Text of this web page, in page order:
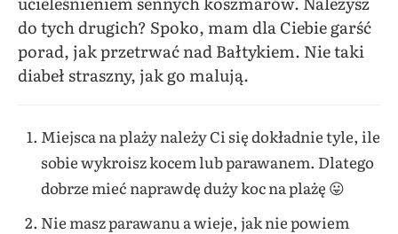
do tych drugich? Spoko, mam dla Ciebie garść
porad, jak przetrwać nad Bałtykiem. Nie taki
diabeł straszny, jak go malują.
Miejsca na plaży należy Ci się dokładnie tyle, ile
sobie wykroisz kocem lub parawanem. Dlatego
dobrze mieć naprawdę duży koc na plażę 😛
Nie masz parawanu a wieje, jak nie powiem